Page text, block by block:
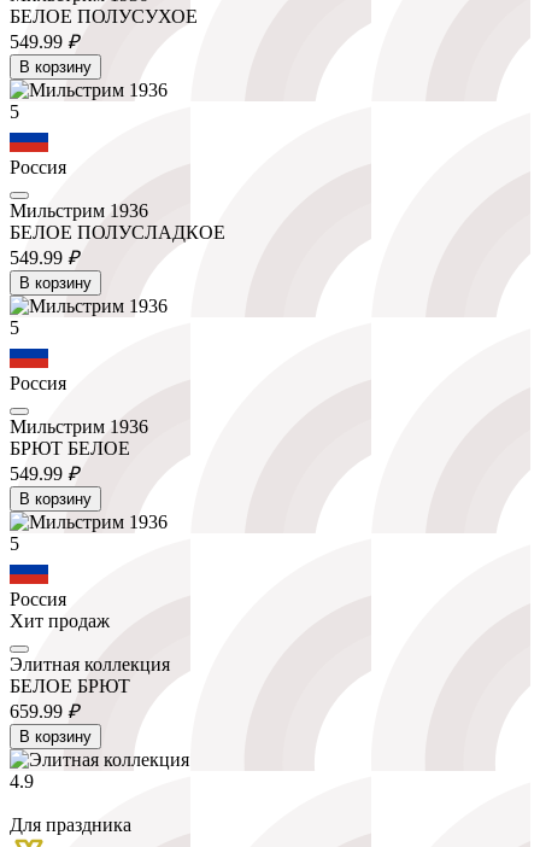
БЕЛОЕ ПОЛУСУХОЕ
549.99 ₽
В корзину
5
Россия
Мильстрим 1936
БЕЛОЕ ПОЛУСЛАДКОЕ
549.99 ₽
В корзину
5
Россия
Мильстрим 1936
БРЮТ БЕЛОЕ
549.99 ₽
В корзину
5
Россия
Хит продаж
Элитная коллекция
БЕЛОЕ БРЮТ
659.99 ₽
В корзину
4.9
Для праздника